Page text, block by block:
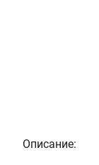
Описание: